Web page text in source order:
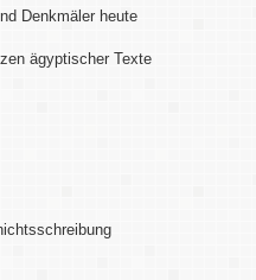
Denkmäler heute
ägyptischer Texte